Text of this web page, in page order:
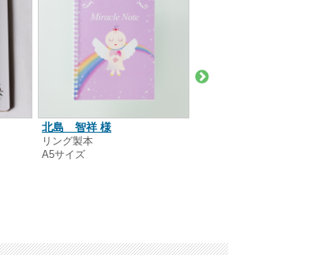
北島 智祥 様
リング製本
A5サイズ